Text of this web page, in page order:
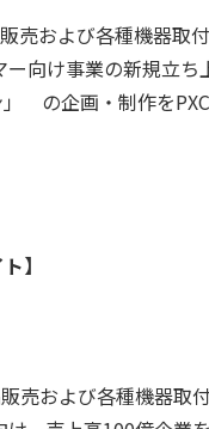
売および各種機器取
向け事業の新規立ち
の企画・制作を
】
売および各種機器取